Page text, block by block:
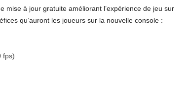
mise à jour gratuite améliorant l’expérience de jeu sur
qu’auront les joueurs sur la nouvelle console :
fps)